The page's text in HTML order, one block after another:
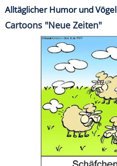
Alltäglicher Humor und Vögel
Cartoons "Neue Zeiten"